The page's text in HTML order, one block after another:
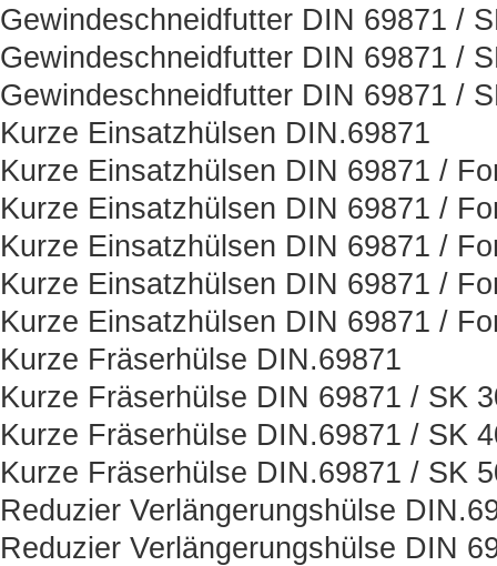
Gewindeschneidfutter DIN 69871 /
Gewindeschneidfutter DIN 69871 /
Gewindeschneidfutter DIN 69871 /
Kurze Einsatzhülsen DIN.69871
Kurze Einsatzhülsen DIN 69871 /
Kurze Einsatzhülsen DIN 69871 /
Kurze Einsatzhülsen DIN 69871 /
Kurze Einsatzhülsen DIN 69871 /
Kurze Einsatzhülsen DIN 69871 /
Kurze Fräserhülse DIN.69871
Kurze Fräserhülse DIN 69871 / SK
Kurze Fräserhülse DIN.69871 / SK
Kurze Fräserhülse DIN.69871 / SK
Reduzier Verlängerungshülse
Reduzier Verlängerungshülse DIN